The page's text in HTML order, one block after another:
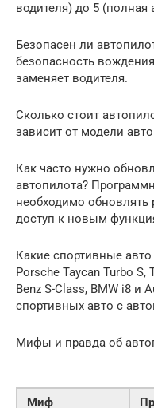
водителя) до 5 (полная
Безопасен ли
безопасность
заменяет водителя.
Сколько стоит
зависит от модели
Как часто нужно
автопилота?
необходимо обновлять
доступ к новым
Какие спортивные
Porsche Taycan Turbo S,
Benz S-Class, BMW i8 и
спортивных авто с
Мифы и правда об
Миф